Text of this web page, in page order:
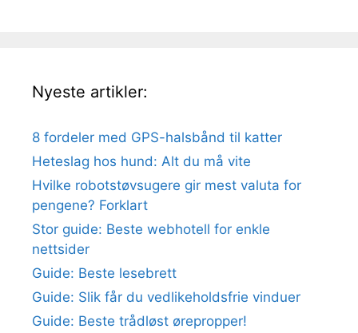
Nyeste artikler:
8 fordeler med GPS-halsbånd til katter
Heteslag hos hund: Alt du må vite
Hvilke robotstøvsugere gir mest valuta for
pengene? Forklart
Stor guide: Beste webhotell for enkle
nettsider
Guide: Beste lesebrett
Guide: Slik får du vedlikeholdsfrie vinduer
Guide: Beste trådløst ørepropper!